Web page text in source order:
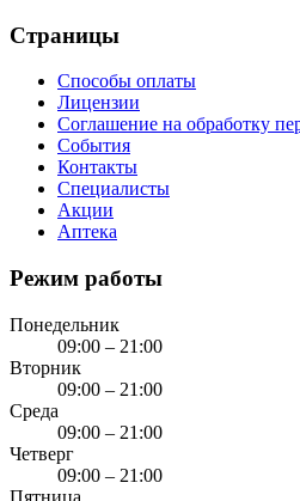
Страницы
Способы оплаты
Лицензии
Соглашение на обработку
События
Контакты
Специалисты
Акции
Аптека
Режим работы
Понедельник
09:00 – 21:00
Вторник
09:00 – 21:00
Среда
09:00 – 21:00
Четверг
09:00 – 21:00
Пятница